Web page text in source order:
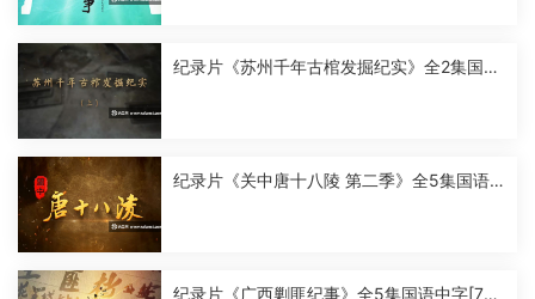
纪录片《苏州千年古棺发掘纪实》全2集国语
纪录片《关中唐十八陵 第二季》全5集国语
纪录片《广西剿匪纪事》全5集国语中字[720